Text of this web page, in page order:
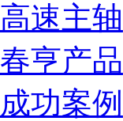
高速主轴
春亨产品
成功案例